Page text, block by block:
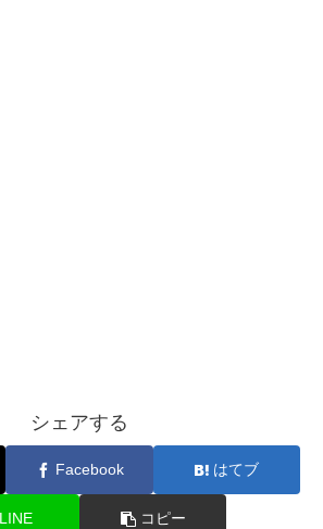
シェアする
Facebook はてブ
LINE コピー